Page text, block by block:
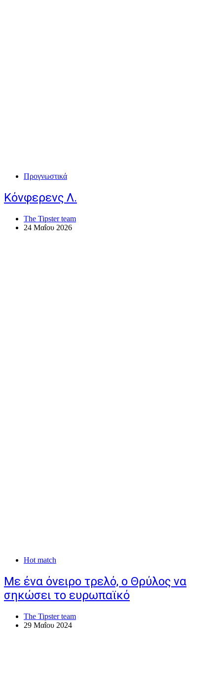
Προγνωστικά
Κόνφερενς Λ.
The Tipster team
24 Μαΐου 2026
Hot match
Με ένα όνειρο τρελό, ο Θρύλος να
σηκώσει το ευρωπαϊκό
The Tipster team
29 Μαΐου 2024